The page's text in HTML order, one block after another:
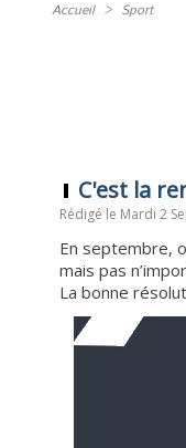
Accueil > Sport
C'est la
Rédigé le Mardi 2
En septembre,
mais pas
La bonne